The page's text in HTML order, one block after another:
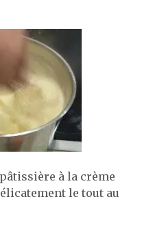
à la crème
le tout au